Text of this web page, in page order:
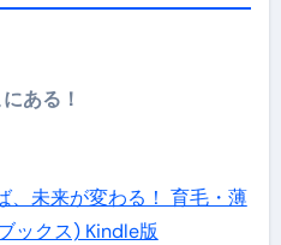
ある！
、未来が変わる！ 育毛・薄
ックス) Kindle版